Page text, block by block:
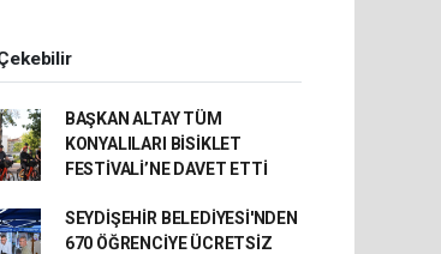
BAŞKAN ALTAY TÜM
KONYALILARI BİSİKLET
FESTİVALİ’NE DAVET ETTİ
SEYDİŞEHİR BELEDİYESİ'NDEN
670 ÖĞRENCİYE ÜCRETSİZ